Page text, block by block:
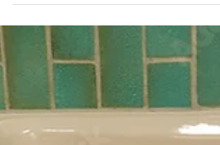
neurais, fortalecer circuitos existentes e criar nov